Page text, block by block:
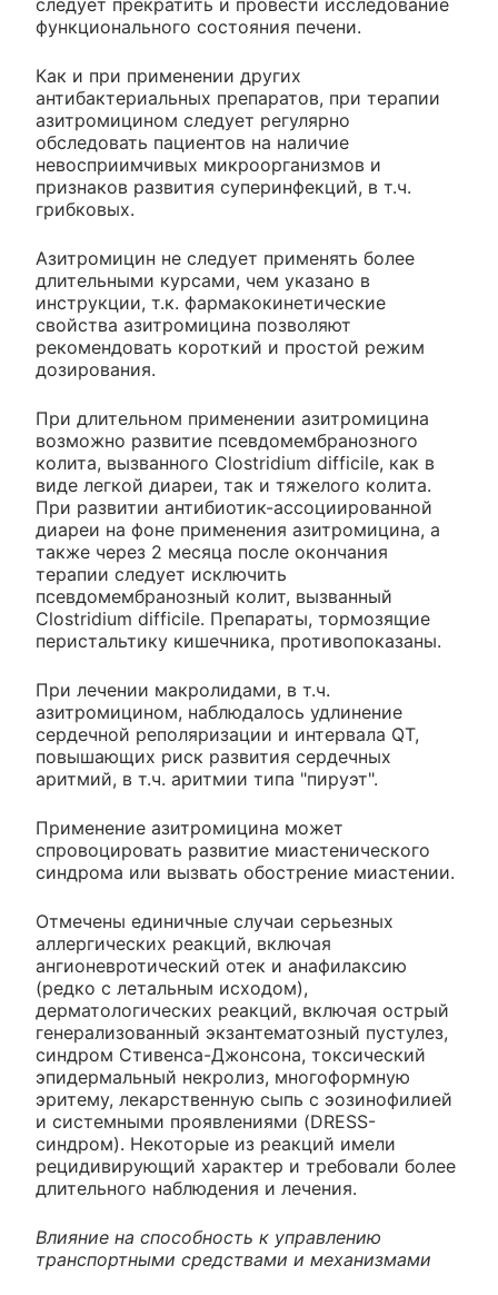
функционального состояния печени.
Как и при применении других
антибактериальных препаратов, при терапии
азитромицином следует регулярно
обследовать пациентов на наличие
невосприимчивых микроорганизмов и
признаков развития суперинфекций, в т.ч.
грибковых.
Азитромицин не следует применять более
длительными курсами, чем указано в
инструкции, т.к. фармакокинетические
свойства азитромицина позволяют
рекомендовать короткий и простой режим
дозирования.
При длительном применении азитромицина
возможно развитие псевдомембранозного
колита, вызванного Clostridium difficile, как в
виде легкой диареи, так и тяжелого колита.
При развитии антибиотик-ассоциированной
диареи на фоне применения азитромицина, а
также через 2 месяца после окончания
терапии следует исключить
псевдомембранозный колит, вызванный
Clostridium difficile. Препараты, тормозящие
перистальтику кишечника, противопоказаны.
При лечении макролидами, в т.ч.
азитромицином, наблюдалось удлинение
сердечной реполяризации и интервала QT,
повышающих риск развития сердечных
аритмий, в т.ч. аритмии типа "пируэт".
Применение азитромицина может
спровоцировать развитие миастенического
синдрома или вызвать обострение миастении.
Отмечены единичные случаи серьезных
аллергических реакций, включая
ангионевротический отек и анафилаксию
(редко с летальным исходом),
дерматологических реакций, включая острый
генерализованный экзантематозный пустулез,
синдром Стивенса-Джонсона, токсический
эпидермальный некролиз, многоформную
эритему, лекарственную сыпь с эозинофилией
и системными проявлениями (DRESS-
синдром). Некоторые из реакций имели
рецидивирующий характер и требовали более
длительного наблюдения и лечения.
Влияние на способность к управлению
транспортными средствами и механизмами